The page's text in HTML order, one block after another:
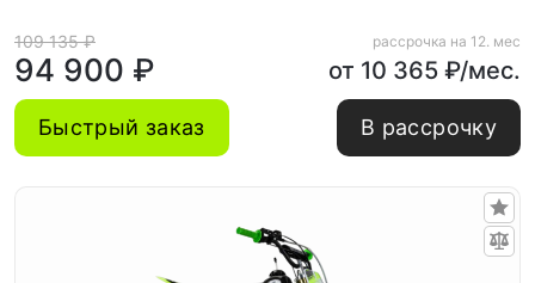
109 135 ₽
94 900 ₽
рассрочка на 12. мес
от 10 365 ₽/мес.
Быстрый заказ В рассрочку